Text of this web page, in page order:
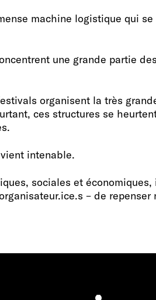
machine logistique qui
une grande partie
organisent la très
ces structures se
intenable.
sociales et économiques,
– de repenser